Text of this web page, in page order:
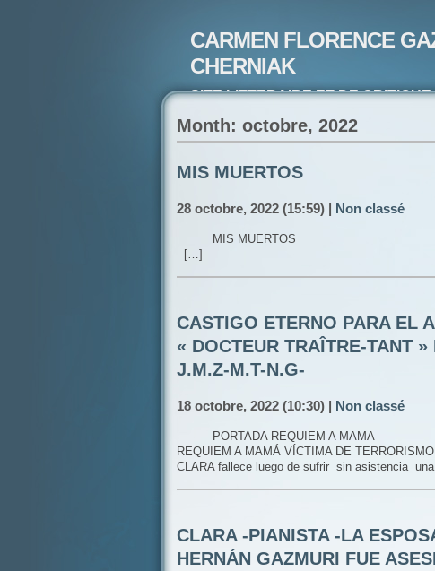
CARMEN FLORENCE
CHERNIAK
SITE LITTERAIRE ET DE
Month: octobre, 2022
MIS MUERTOS
28 octobre, 2022 (15:59) | Non classé
MIS
[…]
CASTIGO ETERNO PARA EL
« DOCTEUR TRAÎTRE-TANT
J.M.Z-M.T-N.G-
18 octobre, 2022 (10:30) | Non classé
PORTADA REQUIEM A MAMA
REQUIEM A MAMÁ VÍCTIMA DE
CLARA fallece luego de sufrir sin asistencia
CLARA -PIANISTA -LA
HERNÁN GAZMURI FUE